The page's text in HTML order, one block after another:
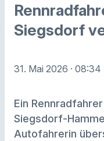
Siegsdorf
31. Mai 2026 · 08:34
Ein
Siegsdorf-
Autofahrerin